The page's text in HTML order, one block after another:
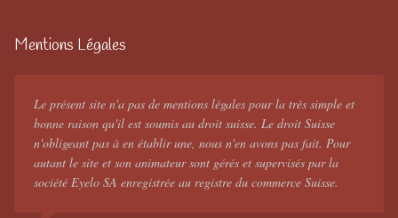
Mentions Légales
Le présent site n'a pas de mentions légales pour la très simple et
bonne raison qu'il est soumis au droit suisse. Le droit Suisse
n'obligeant pas à en établir une, nous n'en avons pas fait. Pour
autant le site et son animateur sont gérés et supervisés par la
société Eyelo SA enregistrée au registre du commerce Suisse.